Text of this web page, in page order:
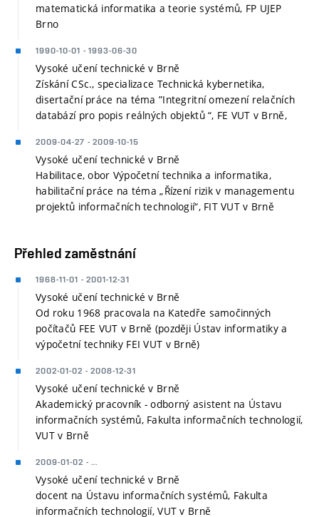
matematická informatika a teorie systémů, FP UJEP
Brno
1990-10-01 - 1993-06-30
Vysoké učení technické v Brně
Získání CSc., specializace Technická kybernetika,
disertační práce na téma ”Integritní omezení relačních
databází pro popis reálných objektů “, FE VUT v Brně,
2009-04-27 - 2009-10-15
Vysoké učení technické v Brně
Habilitace, obor Výpočetní technika a informatika,
habilitační práce na téma „Řízení rizik v managementu
projektů informačních technologií“, FIT VUT v Brně
Přehled zaměstnání
1968-11-01 - 2001-12-31
Vysoké učení technické v Brně
Od roku 1968 pracovala na Katedře samočinných
počítačů FEE VUT v Brně (později Ústav informatiky a
výpočetní techniky FEI VUT v Brně)
2002-01-02 - 2008-12-31
Vysoké učení technické v Brně
Akademický pracovník - odborný asistent na Ústavu
informačních systémů, Fakulta informačních technologií,
VUT v Brně
2009-01-02 - ...
Vysoké učení technické v Brně
docent na Ústavu informačních systémů, Fakulta
informačních technologií, VUT v Brně